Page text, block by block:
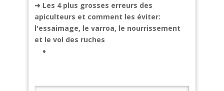
➜ Les 4 plus grosses erreurs des
apiculteurs et comment les éviter:
l'essaimage, le varroa, le nourrissement
et le vol des ruches